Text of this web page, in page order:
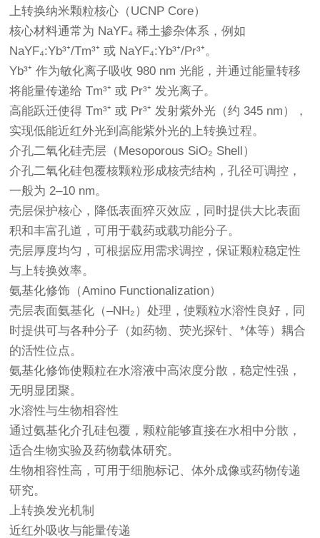
上转换纳米颗粒核心（UCNP Core）
核心材料通常为 NaYF₄ 稀土掺杂体系，例如
NaYF₄:Yb³⁺/Tm³⁺ 或 NaYF₄:Yb³⁺/Pr³⁺。
Yb³⁺ 作为敏化离子吸收 980 nm 光能，并通过能量转移
将能量传递给 Tm³⁺ 或 Pr³⁺ 发光离子。
高能跃迁使得 Tm³⁺ 或 Pr³⁺ 发射紫外光（约 345 nm），
实现低能近红外光到高能紫外光的上转换过程。
介孔二氧化硅壳层（Mesoporous SiO₂ Shell）
介孔二氧化硅包覆核颗粒形成核壳结构，孔径可调控，
一般为 2–10 nm。
壳层保护核心，降低表面猝灭效应，同时提供大比表面
积和丰富孔道，可用于载药或载功能分子。
壳层厚度均匀，可根据应用需求调控，保证颗粒稳定性
与上转换效率。
氨基化修饰（Amino Functionalization）
壳层表面氨基化（–NH₂）处理，使颗粒水溶性良好，同
时提供可与各种分子（如药物、荧光探针、*体等）耦合
的活性位点。
氨基化修饰使颗粒在水溶液中高浓度分散，稳定性强，
无明显团聚。
水溶性与生物相容性
通过氨基化介孔硅包覆，颗粒能够直接在水相中分散，
适合生物实验及药物载体研究。
生物相容性高，可用于细胞标记、体外成像或药物传递
研究。
上转换发光机制
近红外吸收与能量传递